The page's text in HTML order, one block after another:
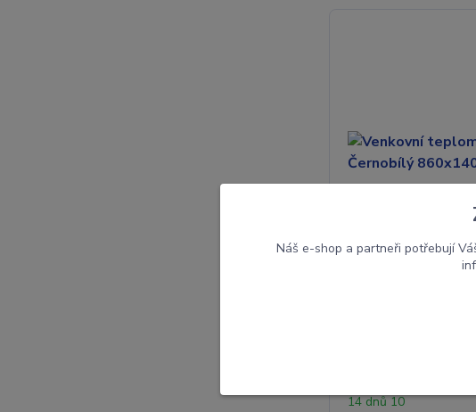
5
Venkovní teploměr
14 dnů 10
Náš e-shop a partneři potřebují